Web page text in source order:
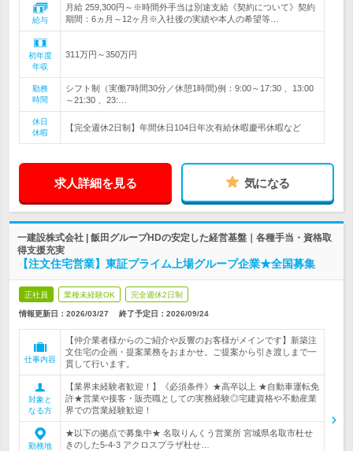
給与
月給 259,300円～※時間外手当は別途支給《契約について》契約
期間：6ヵ月～12ヶ月※入社後の実績や本人の希望等…
初年度
年収
311万円～350万円
勤務
時間
シフト制（実働7時間30分／休憩1時間)例：9:00～17:30 、13:00
～21:30 、23:…
休日
休暇
【完全週休2日制】年間休日104日年次有給休暇慶弔休暇など
求人詳細を見る 気になる
一建設株式会社 | 飯田グループHDの安定した経営基盤｜各種手当・資格取
得支援充実
【注文住宅営業】東証プライム上場グループ企業★全国募集
正社員 業種未経験OK 完全週休2日制
情報更新日：2026/03/27 終了予定日： 2026/09/24
仕事内容
【仲介業者様からのご紹介や反響のお客様がメインです】新築注
文住宅の企画・提案業務をおまかせ。ご提案から引き渡しまで一
貫して行います。
対象と
なる方
【業界未経験者歓迎！】《必須条件》★高卒以上 ★自動車運転免
許★営業や接客・販売職としての実務経験◎宅建資格や不動産業
界での営業経験歓迎！
勤務地
★以下の拠点で募集中★ 名取りんくう営業所 宮城県名取市杜せ
きのした5-4-3 アクロスプラザ杜せ…